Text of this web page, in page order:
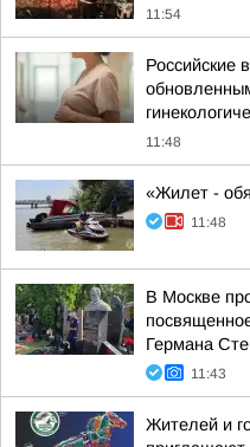
11:54
Российские
11:48
«Жилет -
11:48
В Москве
Германа
11:43
Жителей и